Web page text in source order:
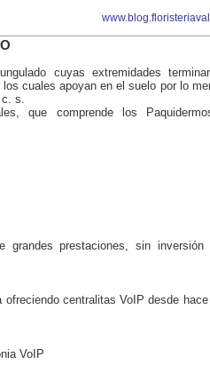
cuyas extremidades
cuales apoyan en el suelo por lo
s.
que comprende los
grandes prestaciones, sin
centralitas VoIP desde
VoIP